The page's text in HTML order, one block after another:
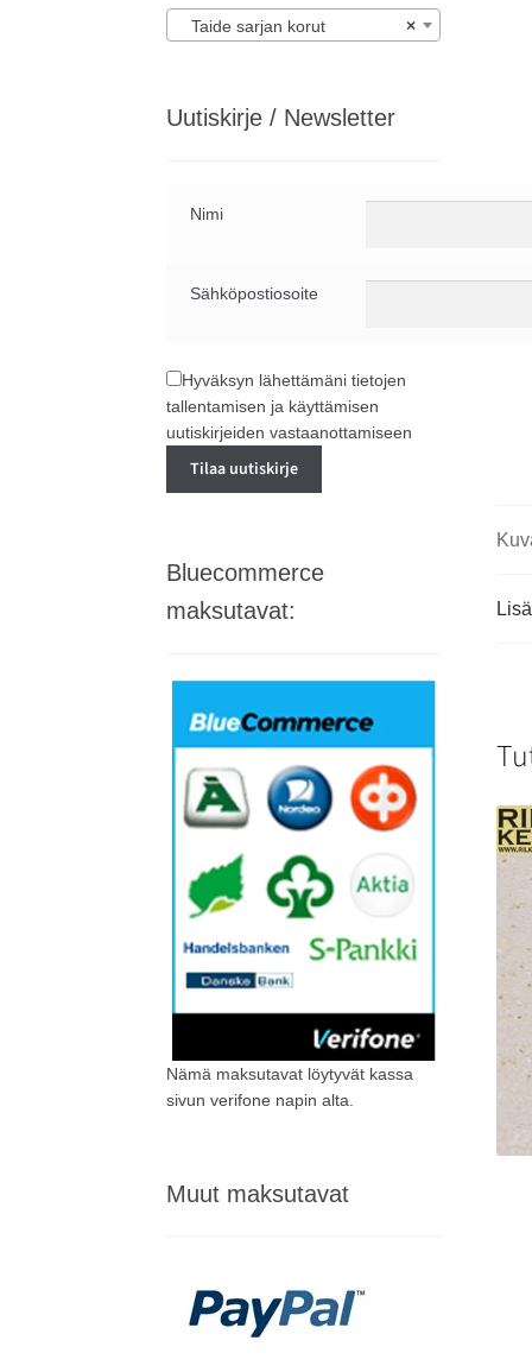
×
Taide sarjan korut
Uutiskirje / Newsletter
Nimi
Sähköpostiosoite
Hyväksyn lähettämäni tietojen
tallentamisen ja käyttämisen
uutiskirjeiden vastaanottamiseen
Bluecommerce
maksutavat:
Nämä maksutavat löytyvät kassa
sivun verifone napin alta.
Muut maksutavat